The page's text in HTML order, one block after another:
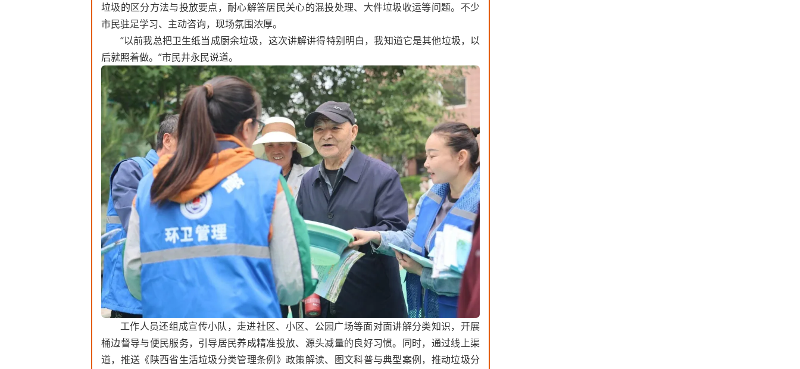
垃圾的区分方法与投放要点，耐心解答居民关心的混投处理、大件垃圾收运等问题。不少
市民驻足学习、主动咨询，现场氛围浓厚。
“以前我总把卫生纸当成厨余垃圾，这次讲解讲得特别明白，我知道它是其他垃圾，以
后就照着做。”市民井永民说道。
工作人员还组成宣传小队，走进社区、小区、公园广场等面对面讲解分类知识，开展
桶边督导与便民服务，引导居民养成精准投放、源头减量的良好习惯。同时，通过线上渠
道，推送《陕西省生活垃圾分类管理条例》政策解读、图文科普与典型案例，推动垃圾分